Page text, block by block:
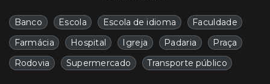
Banco Escola Escola de idioma
Faculdade
Farmácia
Hospital Igreja Padaria
Praça
Rodovia
Supermercado Transporte público